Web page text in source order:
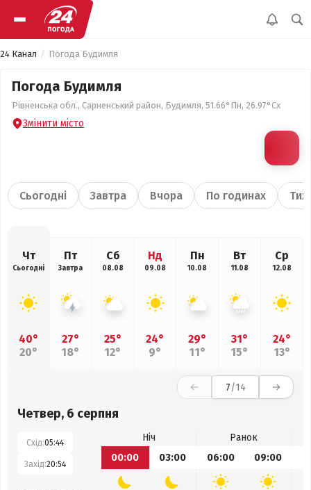
24 Канал Погода Будимля
Погода Будимля
Рівненська обл., Сарненський район, Будимля, 51.66°Пн, 26.97°Сх
Змінити місто
Сьогодні Завтра Вчора По годинах
Чт
Сьогодні
40°
20°
Пт
Завтра
27°
18°
Сб
08.08
25°
12°
Нд
09.08
24°
9°
Пн
10.08
29°
11°
Вт
11.08
31°
15°
Ср
12.08
24°
13°
7/14
Четвер, 6 серпня
Схід:05:44
Захід:20:54
Ніч
Ранок
00:00
03:00 06:00 09:00